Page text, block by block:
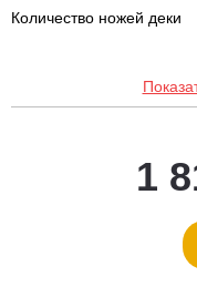
Количество ножей деки
1